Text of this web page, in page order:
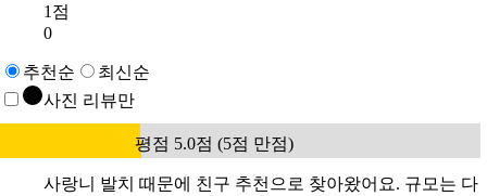
1점
0
추천순
최신순
사진 리뷰만
평점 5.0점 (5점 만점)
사랑니 발치 때문에 친구 추천으로 찾아왔어요. 규모는 다